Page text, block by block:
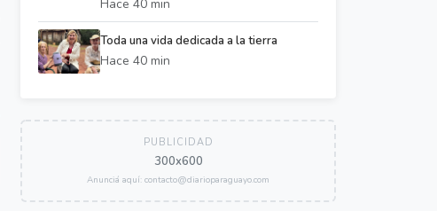
Hace 40 min
Toda una vida dedicada a la tierra
Hace 40 min
PUBLICIDAD
300x600
Anunciá aquí: contacto@diarioparaguayo.com